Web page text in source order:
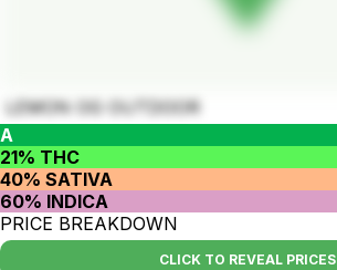
LEMON OG OUTDOOR
A
21% THC
40% SATIVA
60% INDICA
PRICE BREAKDOWN
CLICK TO REVEAL PRICES